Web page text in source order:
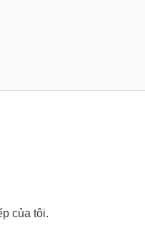
của tôi.